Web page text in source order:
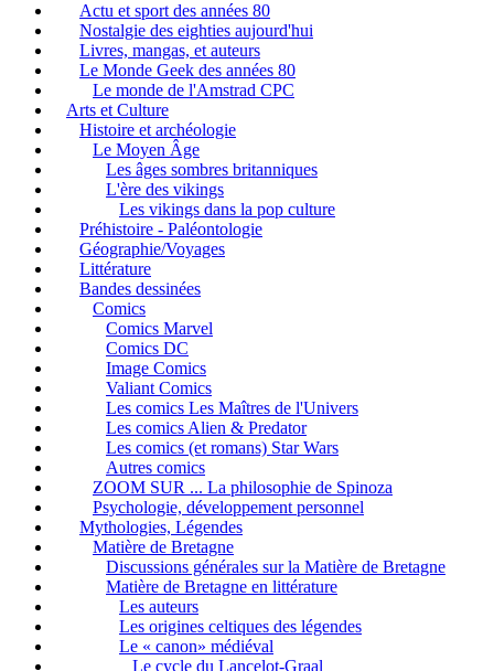
Actu et sport des années 80
Nostalgie des eighties aujourd'hui
Livres, mangas, et auteurs
Le Monde Geek des années 80
Le monde de l'Amstrad CPC
Arts et Culture
Histoire et archéologie
Le Moyen Âge
Les âges sombres britanniques
L'ère des vikings
Les vikings dans la pop culture
Préhistoire - Paléontologie
Géographie/Voyages
Littérature
Bandes dessinées
Comics
Comics Marvel
Comics DC
Image Comics
Valiant Comics
Les comics Les Maîtres de l'Univers
Les comics Alien & Predator
Les comics (et romans) Star Wars
Autres comics
ZOOM SUR ... La philosophie de Spinoza
Psychologie, développement personnel
Mythologies, Légendes
Matière de Bretagne
Discussions générales sur la Matière de Bretagne
Matière de Bretagne en littérature
Les auteurs
Les origines celtiques des légendes
Le « canon» médiéval
Le cycle du Lancelot-Graal